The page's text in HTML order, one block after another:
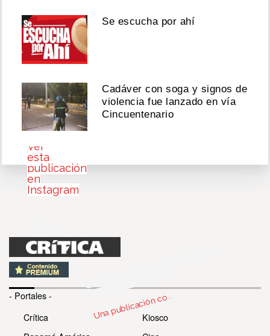
riña
Agosto
02,
Ver
esta
publicación
en
Instagram
U
om
or
3 i’s
@kaliii)
Se escucha por ahí
Cadáver con soga y signos de
violencia fue lanzado en vía
Cincuentenario
- Portales -
Crítica
Kiosco